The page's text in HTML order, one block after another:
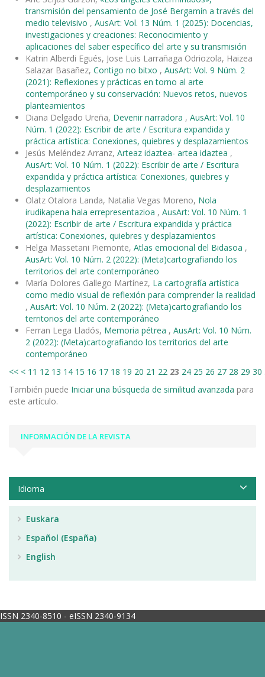
transmisión del pensamiento de José Bergamín a través del
medio televisivo , AusArt: Vol. 13 Núm. 1 (2025): Docencias,
investigaciones y creaciones: Reconocimiento y
aplicaciones del saber específico del arte y su transmisión
Katrin Alberdi Egués, Jose Luis Larrañaga Odriozola, Haizea
Salazar Basañez, Contigo no bitxo , AusArt: Vol. 9 Núm. 2
(2021): Reflexiones y prácticas en torno al arte
contemporáneo y su conservación: Nuevos retos, nuevos
planteamientos
Diana Delgado Ureña, Devenir narradora , AusArt: Vol. 10
Núm. 1 (2022): Escribir de arte / Escritura expandida y
práctica artística: Conexiones, quiebres y desplazamientos
Jesús Meléndez Arranz, Arteaz idaztea- artea idaztea ,
AusArt: Vol. 10 Núm. 1 (2022): Escribir de arte / Escritura
expandida y práctica artística: Conexiones, quiebres y
desplazamientos
Olatz Otalora Landa, Natalia Vegas Moreno, Nola
irudikapena hala errepresentazioa , AusArt: Vol. 10 Núm. 1
(2022): Escribir de arte / Escritura expandida y práctica
artística: Conexiones, quiebres y desplazamientos
Helga Massetani Piemonte, Atlas emocional del Bidasoa ,
AusArt: Vol. 10 Núm. 2 (2022): (Meta)cartografiando los
territorios del arte contemporáneo
María Dolores Gallego Martínez, La cartografía artística
como medio visual de reflexión para comprender la realidad
, AusArt: Vol. 10 Núm. 2 (2022): (Meta)cartografiando los
territorios del arte contemporáneo
Ferran Lega Lladós, Memoria pétrea , AusArt: Vol. 10 Núm.
2 (2022): (Meta)cartografiando los territorios del arte
contemporáneo
<< < 11 12 13 14 15 16 17 18 19 20 21 22 23 24 25 26 27 28 29 30
También puede Iniciar una búsqueda de similitud avanzada para
este artículo.
INFORMACIÓN DE LA REVISTA
Idioma
Euskara
Español (España)
English
ISSN 2340-8510 - eISSN 2340-9134